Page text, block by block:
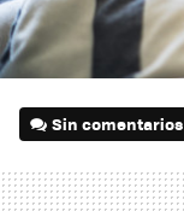
Sin comentarios